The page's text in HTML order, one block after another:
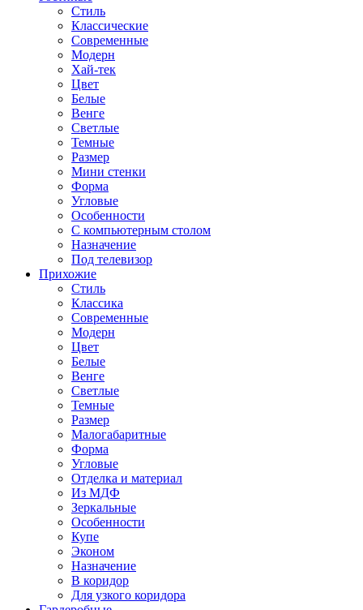
Стиль
Классические
Современные
Модерн
Хай-тек
Цвет
Белые
Венге
Светлые
Темные
Размер
Мини стенки
Форма
Угловые
Особенности
С компьютерным столом
Назначение
Под телевизор
Прихожие
Стиль
Классика
Современные
Модерн
Цвет
Белые
Венге
Светлые
Темные
Размер
Малогабаритные
Форма
Угловые
Отделка и материал
Из МДФ
Зеркальные
Особенности
Купе
Эконом
Назначение
В коридор
Для узкого коридора